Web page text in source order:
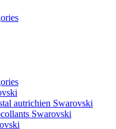
autrichien Swarovski
Swarovski